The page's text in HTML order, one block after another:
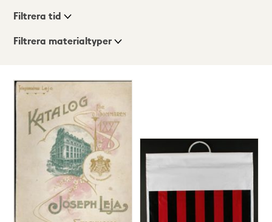
Visningsläge
Lista
Karta
Filtrera tid
Filtrera materialtyper
träffar